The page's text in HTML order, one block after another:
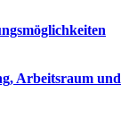
Arbeitsraum und